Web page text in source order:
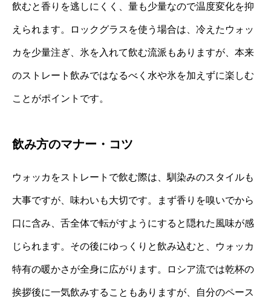
飲むと香りを逃しにくく、量も少量なので温度変化を抑
えられます。ロックグラスを使う場合は、冷えたウォッ
カを少量注ぎ、氷を入れて飲む流派もありますが、本来
のストレート飲みではなるべく水や氷を加えずに楽しむ
ことがポイントです。
飲み方のマナー・コツ
ウォッカをストレートで飲む際は、馴染みのスタイルも
大事ですが、味わいも大切です。まず香りを嗅いでから
口に含み、舌全体で転がすようにすると隠れた風味が感
じられます。その後にゆっくりと飲み込むと、ウォッカ
特有の暖かさが全身に広がります。ロシア流では乾杯の
挨拶後に一気飲みすることもありますが、自分のペース